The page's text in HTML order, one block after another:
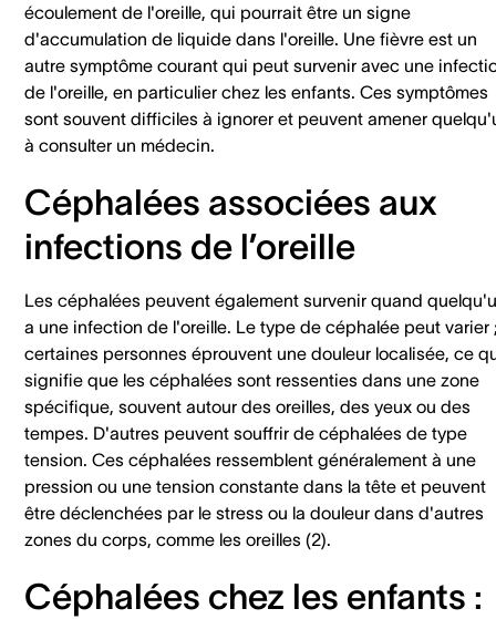
écoulement de l'oreille, qui pourrait être un signe
d'accumulation de liquide dans l'oreille. Une fièvre est un
autre symptôme courant qui peut survenir avec une
de l'oreille, en particulier chez les enfants. Ces symptômes
sont souvent difficiles à ignorer et peuvent amener
à consulter un médecin.
Céphalées associées aux
infections de l’oreille
Les céphalées peuvent également survenir quand
a une infection de l'oreille. Le type de céphalée peut varier
certaines personnes éprouvent une douleur localisée, ce
signifie que les céphalées sont ressenties dans une zone
spécifique, souvent autour des oreilles, des yeux ou des
tempes. D'autres peuvent souffrir de céphalées de type
tension. Ces céphalées ressemblent généralement à une
pression ou une tension constante dans la tête et peuvent
être déclenchées par le stress ou la douleur dans d'autres
zones du corps, comme les oreilles (2).
Céphalées chez les enfants :